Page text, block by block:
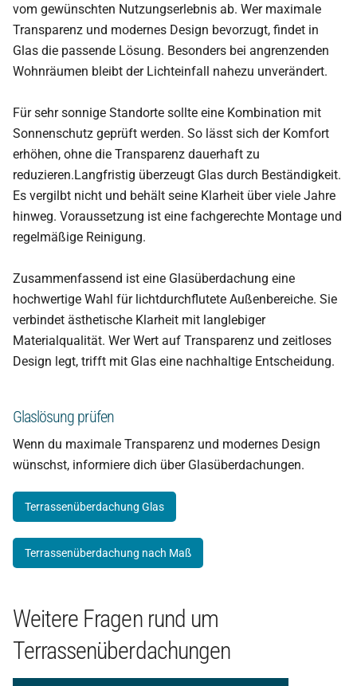
vom gewünschten Nutzungserlebnis ab. Wer maximale
Transparenz und modernes Design bevorzugt, findet in
Glas die passende Lösung. Besonders bei angrenzenden
Wohnräumen bleibt der Lichteinfall nahezu unverändert.
Für sehr sonnige Standorte sollte eine Kombination mit
Sonnenschutz geprüft werden. So lässt sich der Komfort
erhöhen, ohne die Transparenz dauerhaft zu
reduzieren.Langfristig überzeugt Glas durch Beständigkeit.
Es vergilbt nicht und behält seine Klarheit über viele Jahre
hinweg. Voraussetzung ist eine fachgerechte Montage und
regelmäßige Reinigung.
Zusammenfassend ist eine Glasüberdachung eine
hochwertige Wahl für lichtdurchflutete Außenbereiche. Sie
verbindet ästhetische Klarheit mit langlebiger
Materialqualität. Wer Wert auf Transparenz und zeitloses
Design legt, trifft mit Glas eine nachhaltige Entscheidung.
Glaslösung prüfen
Wenn du maximale Transparenz und modernes Design
wünschst, informiere dich über Glasüberdachungen.
Terrassenüberdachung Glas
Terrassenüberdachung nach Maß
Weitere Fragen rund um
Terrassenüberdachungen